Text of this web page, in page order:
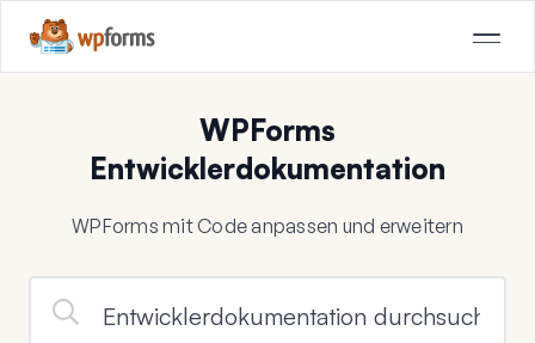
WPForms
Entwicklerdokumentation
WPForms mit Code anpassen und erweitern